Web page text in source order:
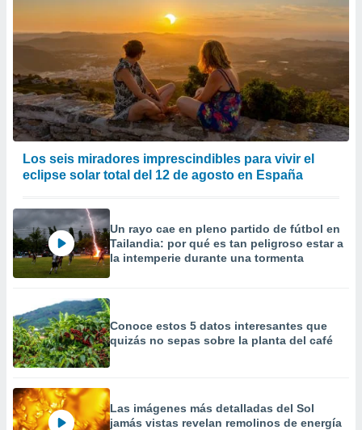
mediante
publicidad
publicidad
1199
Los seis miradores imprescindibles para vivir el
eclipse solar total del 12 de agosto en España
Un rayo cae en pleno partido de fútbol en
Tailandia: por qué es tan peligroso estar a
la intemperie durante una tormenta
Conoce estos 5 datos interesantes que
quizás no sepas sobre la planta del café
Las imágenes más detalladas del Sol
jamás vistas revelan remolinos de energía